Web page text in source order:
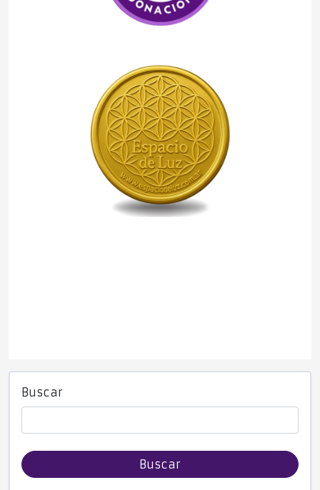
Buscar
Buscar